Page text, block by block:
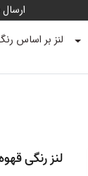
لنز بر اساس
لنز رنگی